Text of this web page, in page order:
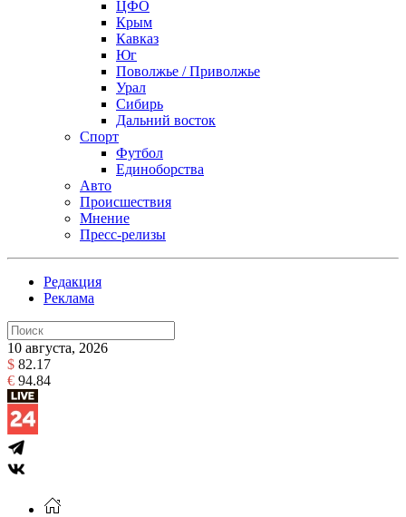
ЦФО
Крым
Кавказ
Юг
Поволжье / Приволжье
Урал
Сибирь
Дальний восток
Спорт
Футбол
Единоборства
Авто
Происшествия
Мнение
Пресс-релизы
Редакция
Реклама
10 августа, 2026
$ 82.17
€ 94.84